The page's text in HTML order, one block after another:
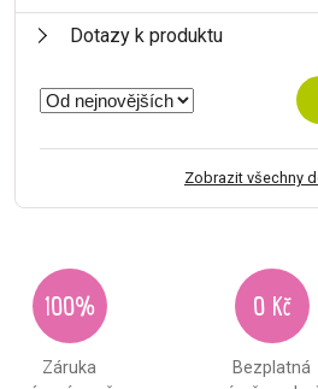
Dotazy k produktu
Zobrazit všechny
100%
Záruka
0 Kč
Bezplatná